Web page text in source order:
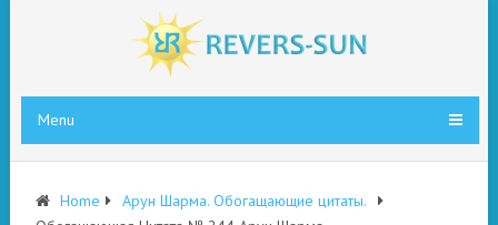
Menu
Home
Арун Шарма. Обогащающие цитаты.